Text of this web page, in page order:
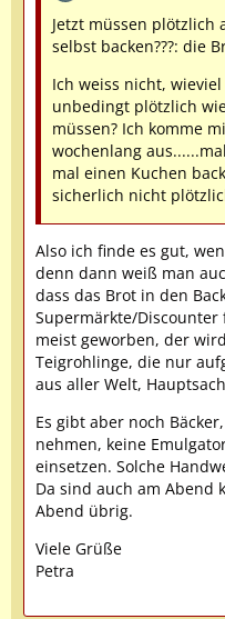
Jetzt müssen plötzlich
selbst backen???: die
Ich weiss nicht,
unbedingt plötzlich
müssen? Ich komme
wochenlang
mal einen Kuchen
sicherlich nicht
Also ich finde es gut,
denn dann weiß man
dass das Brot in den
Supermärkte/Discounter
meist geworben, der
Teigrohlinge, die nur
aus aller Welt,
Es gibt aber noch
nehmen, keine
einsetzen. Solche
Da sind auch am Abend
Abend übrig.
Viele Grüße
Petra